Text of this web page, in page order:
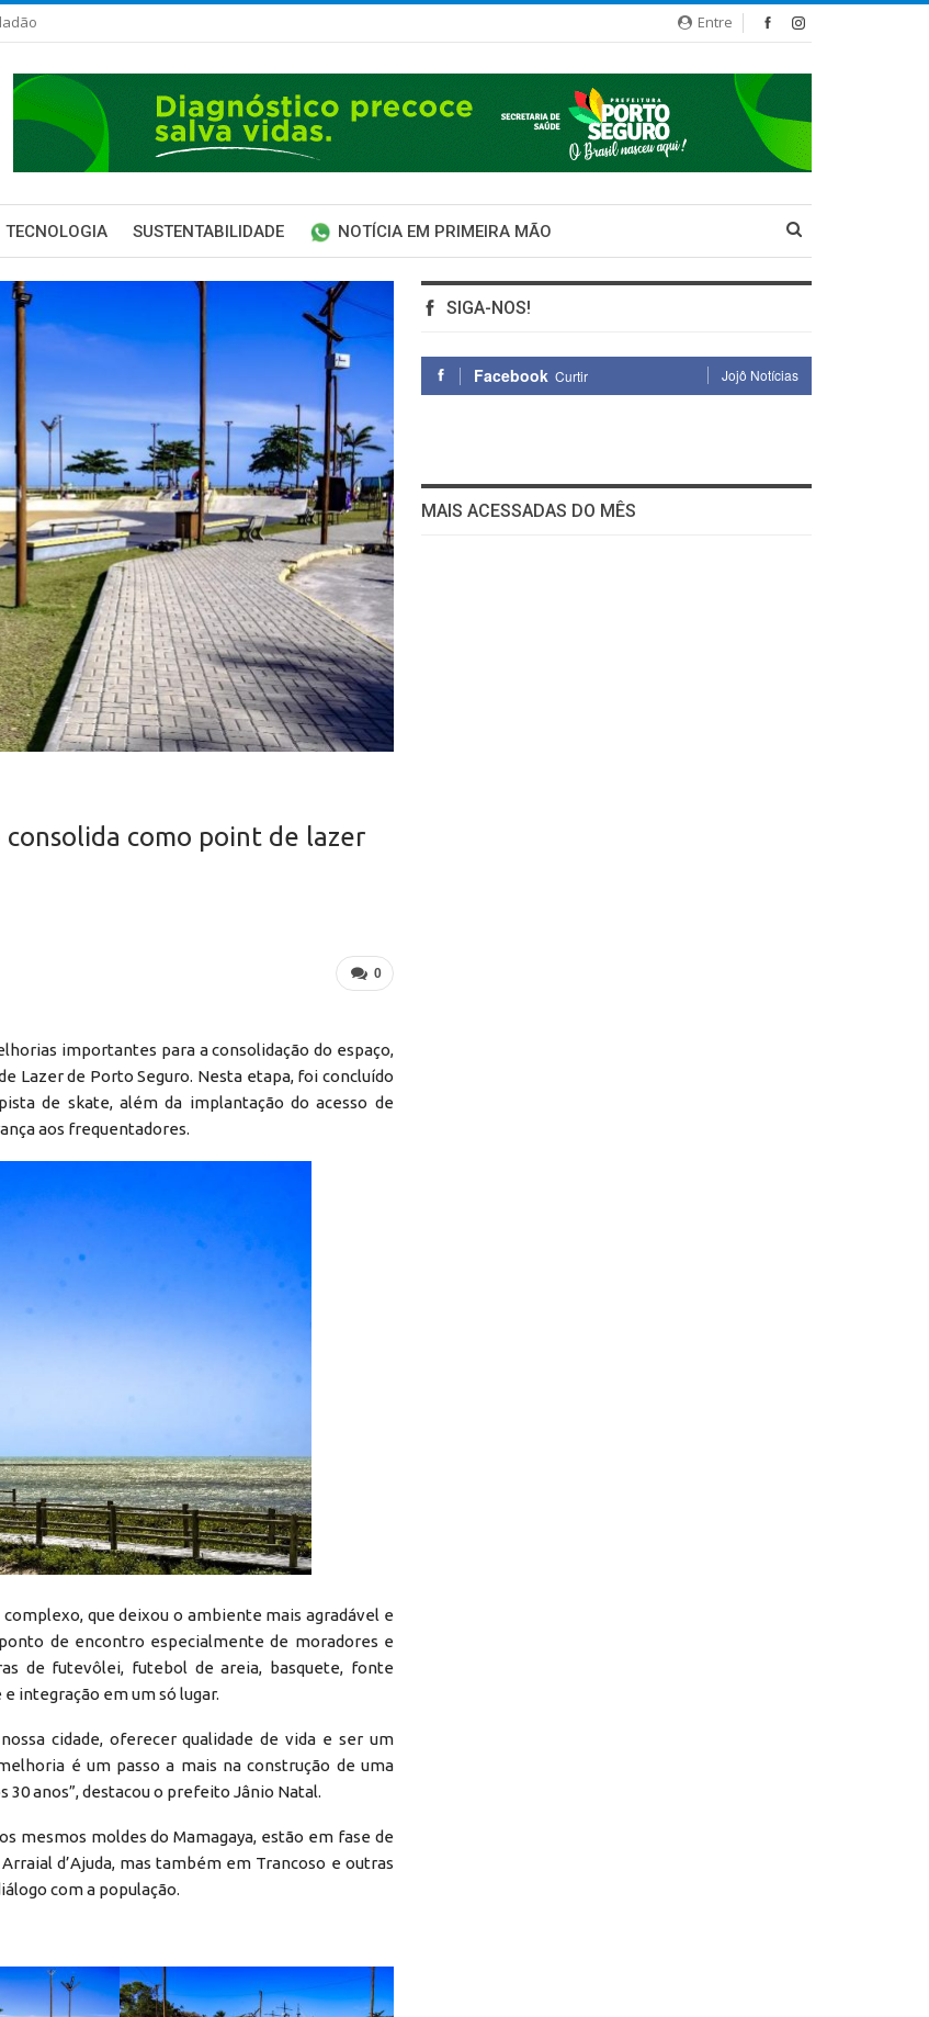
Entre
TECNOLOGIA SUSTENTABILIDADE NOTÍCIA EM PRIMEIRA MÃO
consolida como point de lazer
0
importantes para a consolidação do espaço,
Lazer de Porto Seguro. Nesta etapa, foi concluído
de skate, além da implantação do acesso de
aos frequentadores.
que deixou o ambiente mais agradável e
de encontro especialmente de moradores e
de futevôlei, futebol de areia, basquete, fonte
integração em um só lugar.
cidade, oferecer qualidade de vida e ser um
é um passo a mais na construção de uma
anos”, destacou o prefeito Jânio Natal.
mesmos moldes do Mamagaya, estão em fase de
d’Ajuda, mas também em Trancoso e outras
com a população.
SIGA-NOS!
Facebook Curtir Jojô Notícias
MAIS ACESSADAS DO MÊS